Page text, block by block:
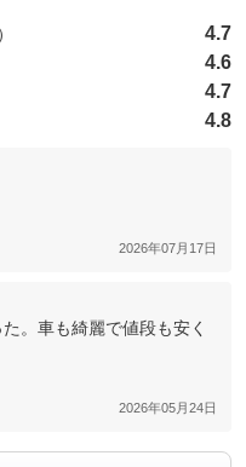
）
4.7
4.6
4.7
4.8
2026年07月17日
。車も綺麗で値段も安く
2026年05月24日